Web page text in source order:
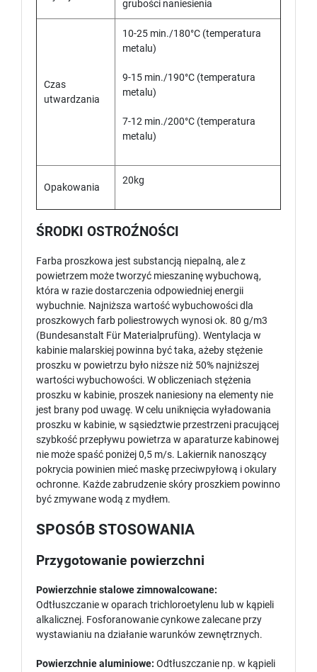
grubości naniesienia
Czas
utwardzania
10-25 min./180°C (temperatura
metalu)
9-15 min./190°C (temperatura
metalu)
7-12 min./200°C (temperatura
metalu)
Opakowania
20kg
ŚRODKI OSTROŹNOŚCI
Farba proszkowa jest substancją niepalną, ale z
powietrzem może tworzyć mieszaninę wybuchową,
która w razie dostarczenia odpowiedniej energii
wybuchnie. Najniższa wartość wybuchowości dla
proszkowych farb poliestrowych wynosi ok. 80 g/m3
(Bundesanstalt Für Materialprufüng). Wentylacja w
kabinie malarskiej powinna być taka, ażeby stężenie
proszku w powietrzu było niższe niż 50% najniższej
wartości wybuchowości. W obliczeniach stężenia
proszku w kabinie, proszek naniesiony na elementy nie
jest brany pod uwagę. W celu uniknięcia wyładowania
proszku w kabinie, w sąsiedztwie przestrzeni pracującej
szybkość przepływu powietrza w aparaturze kabinowej
nie może spaść poniżej 0,5 m/s. Lakiernik nanoszący
pokrycia powinien mieć maskę przeciwpyłową i okulary
ochronne. Każde zabrudzenie skóry proszkiem powinno
być zmywane wodą z mydłem.
SPOSÓB STOSOWANIA
Przygotowanie powierzchni
Powierzchnie stalowe zimnowalcowane:
Odtłuszczanie w oparach trichloroetylenu lub w kąpieli
alkalicznej. Fosforanowanie cynkowe zalecane przy
wystawianiu na działanie warunków zewnętrznych.
Powierzchnie aluminiowe: Odtłuszczanie np. w kąpieli